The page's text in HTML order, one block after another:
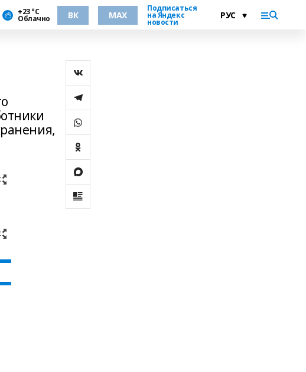
+23 °С
Облачно ВК MAX
Подписаться
на Яндекс
новости